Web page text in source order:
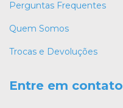
Perguntas Frequentes
Quem Somos
Trocas e Devoluções
Entre em contato